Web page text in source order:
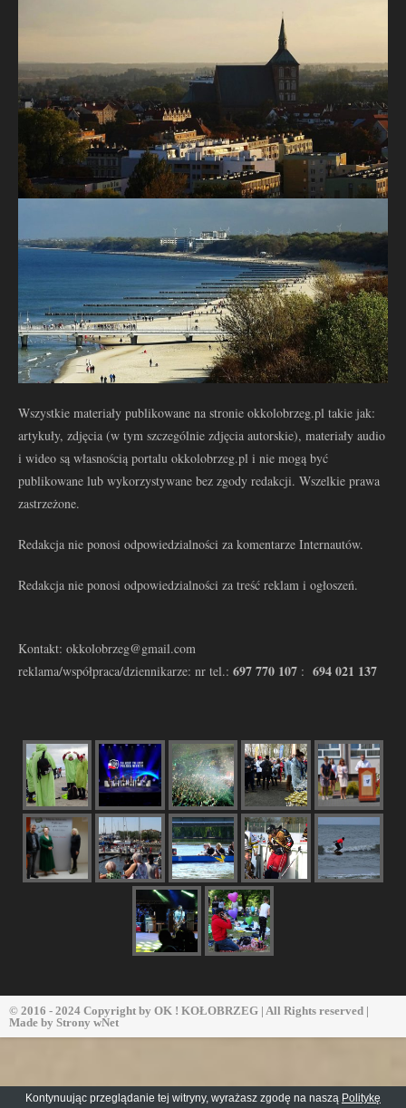
Wszystkie materiały publikowane na stronie okkolobrzeg.pl takie jak:
artykuły, zdjęcia (w tym szczególnie zdjęcia autorskie), materiały audio
i wideo są własnością portalu okkolobrzeg.pl i nie mogą być
publikowane lub wykorzystywane bez zgody redakcji. Wszelkie prawa
zastrzeżone.
Redakcja nie ponosi odpowiedzialności za komentarze Internautów.
Redakcja nie ponosi odpowiedzialności za treść reklam i ogłoszeń.
Kontakt: okkolobrzeg@gmail.com
reklama/współpraca/dziennikarze: nr tel.: 697 770 107 : 694 021 137
© 2016 - 2024 Copyright by OK ! KOŁOBRZEG | All Rights reserved |
Made by Strony wNet
Kontynuując przeglądanie tej witryny, wyrażasz zgodę na naszą Politykę